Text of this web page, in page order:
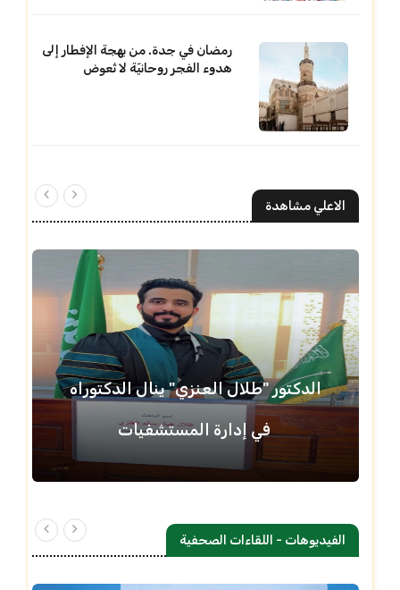
رمضان في جدة. من بهجة الإفطار إلى
هدوء الفجر روحانيّة لا تُعوض
الاعلي مشاهدة
الدكتور "طلال العنزي" ينال الدكتوراه
في إدارة المستشفيات
الفيديوهات - اللقاءات الصحفية